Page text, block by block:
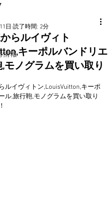
情報
らルイヴィト
キーポルバンドリエ
モノグラムを買い取り
日 読了時間: 2分
ルイヴィトン,LouisVuitton,キーポ
ル,旅行鞄,モノグラムを買い取り